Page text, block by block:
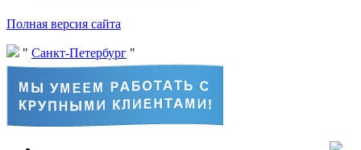
Полная версия сайта
Санкт-Петербург